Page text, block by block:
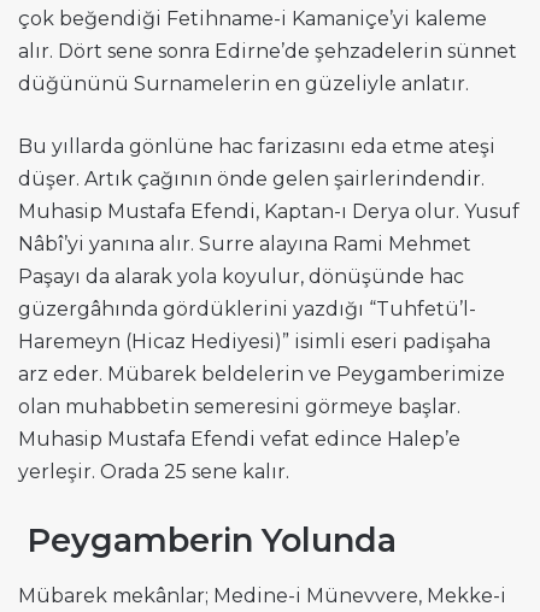
çok beğendiği Fetihname-i Kamaniçe’yi kaleme
alır. Dört sene sonra Edirne’de şehzadelerin sünnet
düğününü Surnamelerin en güzeliyle anlatır.
Bu yıllarda gönlüne hac farizasını eda etme ateşi
düşer. Artık çağının önde gelen şairlerindendir.
Muhasip Mustafa Efendi, Kaptan-ı Derya olur. Yusuf
Nâbî’yi yanına alır. Surre alayına Rami Mehmet
Paşayı da alarak yola koyulur, dönüşünde hac
güzergâhında gördüklerini yazdığı “Tuhfetü’l-
Haremeyn (Hicaz Hediyesi)” isimli eseri padişaha
arz eder. Mübarek beldelerin ve Peygamberimize
olan muhabbetin semeresini görmeye başlar.
Muhasip Mustafa Efendi vefat edince Halep’e
yerleşir. Orada 25 sene kalır.
Peygamberin Yolunda
Mübarek mekânlar; Medine-i Münevvere, Mekke-i